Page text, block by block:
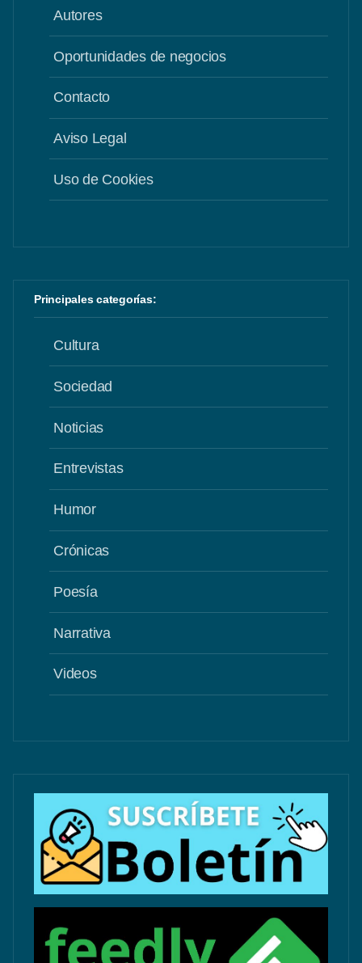
Autores
Oportunidades de negocios
Contacto
Aviso Legal
Uso de Cookies
Principales categorías:
Cultura
Sociedad
Noticias
Entrevistas
Humor
Crónicas
Poesía
Narrativa
Videos